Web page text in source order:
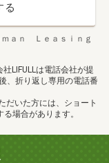
る
ｍａｎ Ｌｅａｓｉｎｇ
LIFULLは電話会社が提
、折り返し専用の電話番
だいた方には、ショート
場合があります。